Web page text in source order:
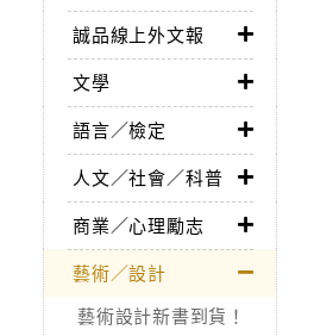
誠品線上外文報
文學
語言／檢定
人文／社會／科普
商業／心理勵志
藝術／設計
藝術設計新書到貨！